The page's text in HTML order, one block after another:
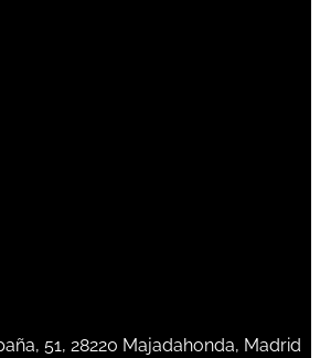
51, 28220 Majadahonda, Madrid